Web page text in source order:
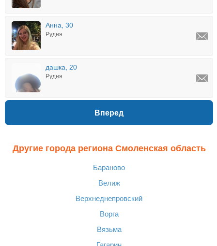
Анна, 30
Рудня
дашка, 20
Рудня
Вперед
Другие города региона Смоленская область
Бараново
Велиж
Верхнеднепровский
Ворга
Вязьма